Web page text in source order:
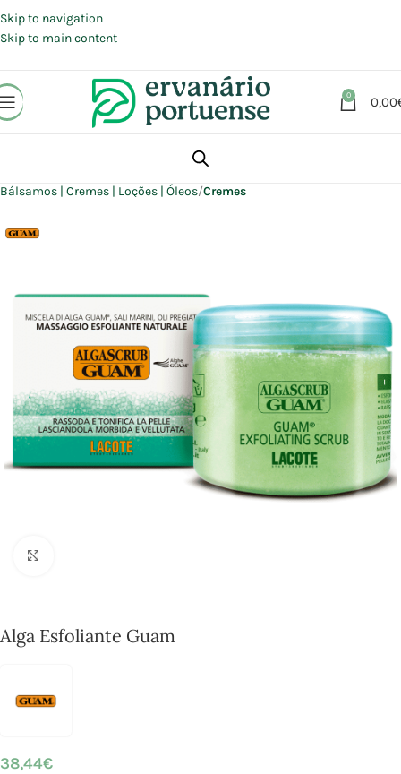
Skip to navigation
Skip to main content
0 0,00
Beleza | Cosmética | Higiene
Bálsamos | Cremes | Loções | Óleos Cremes
Alga Esfoliante Guam
38,44€